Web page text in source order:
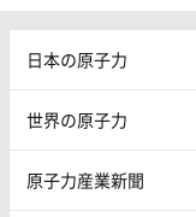
日本の原子力
世界の原子力
原子力産業新聞